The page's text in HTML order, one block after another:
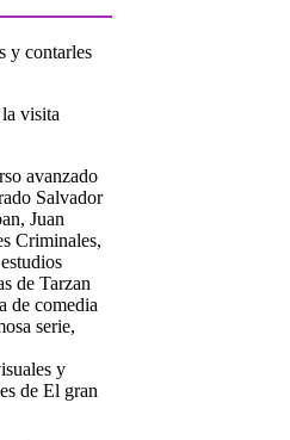
y contarles
visita
avanzado
Salvador
Juan
Criminales,
de Tarzan
de comedia
serie,
y
de El gran